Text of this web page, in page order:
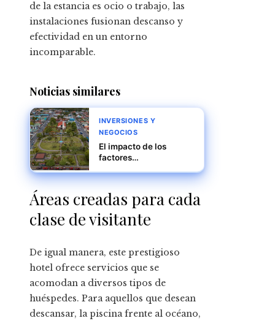
de la estancia es ocio o trabajo, las
instalaciones fusionan descanso y
efectividad en un entorno
incomparable.
Noticias similares
INVERSIONES Y
NEGOCIOS
El impacto de los
factores
atracción de inversión
tecnológica en Costa
Rica
Áreas creadas para cada
clase de visitante
De igual manera, este prestigioso
hotel ofrece servicios que se
acomodan a diversos tipos de
huéspedes. Para aquellos que desean
descansar, la piscina frente al océano,